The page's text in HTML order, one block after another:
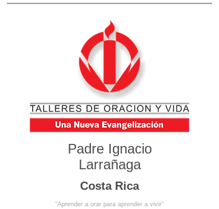
Padre Ignacio
Larrañaga
Costa Rica
“Aprender a orar para aprender a vivir”